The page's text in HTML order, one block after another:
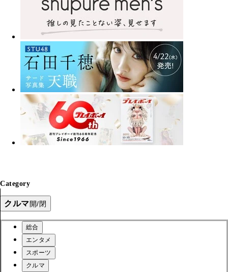
Category
クルマ開/閉
総合
エンタメ
スポーツ
クルマ